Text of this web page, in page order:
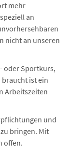
mehr
an
nicht an unseren
oder Sportkurs,
braucht ist ein
Arbeitszeiten
und
bringen. Mit
offen.